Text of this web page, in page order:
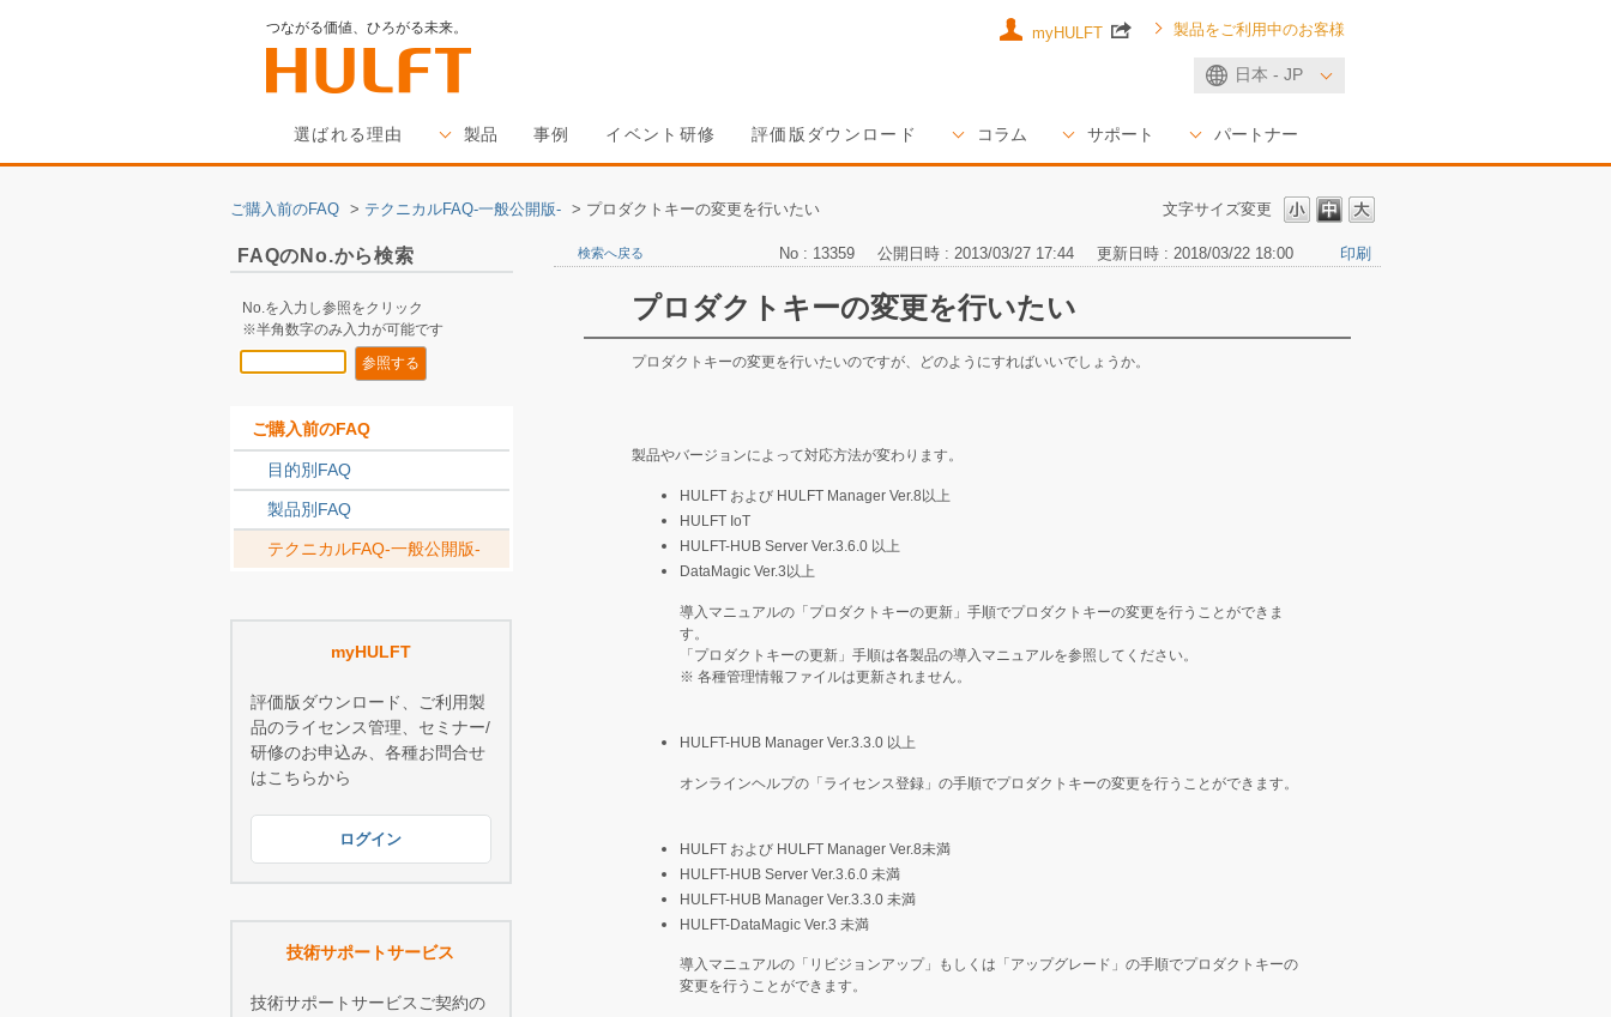
つながる価値、ひろがる未来。
日本 - JP
選ばれる理由 製品 事例 イベント研修 評価版ダウンロード コラム サポート パートナー
myHULFT 製品をご利用中のお客様
文字サイズ変更
ご購入前のFAQ > テクニカルFAQ-一般公開版- > プロダクトキーの変更を行いたい
FAQのNo.から検索
No.を入力し参照をクリック
※半角数字のみ入力が可能です
ご購入前のFAQ
目的別FAQ
製品別FAQ
テクニカルFAQ-一般公開版-
myHULFT
評価版ダウンロード、ご利用製
品のライセンス管理、セミナー/
研修のお申込み、各種お問合せ
はこちらから
ログイン
技術サポートサービス
技術サポートサービスご契約の
検索へ戻る No : 13359 公開日時 : 2013/03/27 17:44 更新日時 : 2018/03/22 18:00 印刷
プロダクトキーの変更を行いたい
プロダクトキーの変更を行いたいのですが、どのようにすればいいでしょうか。
製品やバージョンによって対応方法が変わります。
HULFT および HULFT Manager Ver.8以上
HULFT IoT
HULFT-HUB Server Ver.3.6.0 以上
DataMagic Ver.3以上
導入マニュアルの「プロダクトキーの更新」手順でプロダクトキーの変更を行うことができま
す。
「プロダクトキーの更新」手順は各製品の導入マニュアルを参照してください。
※ 各種管理情報ファイルは更新されません。
HULFT-HUB Manager Ver.3.3.0 以上
オンラインヘルプの「ライセンス登録」の手順でプロダクトキーの変更を行うことができます。
HULFT および HULFT Manager Ver.8未満
HULFT-HUB Server Ver.3.6.0 未満
HULFT-HUB Manager Ver.3.3.0 未満
HULFT-DataMagic Ver.3 未満
導入マニュアルの「リビジョンアップ」もしくは「アップグレード」の手順でプロダクトキーの
変更を行うことができます。